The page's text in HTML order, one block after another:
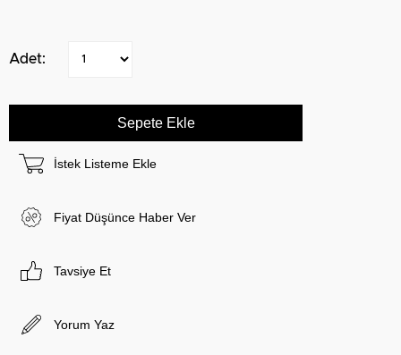
İstek Listeme Ekle
Fiyat Düşünce Haber Ver
Tavsiye Et
Yorum Yaz